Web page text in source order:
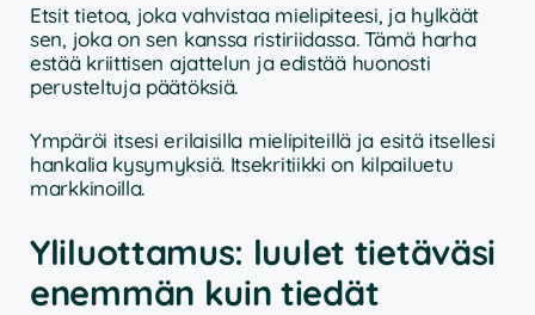
Etsit tietoa, joka vahvistaa mielipiteesi, ja hylkäät
sen, joka on sen kanssa ristiriidassa. Tämä harha
estää kriittisen ajattelun ja edistää huonosti
perusteltuja päätöksiä.
Ympäröi itsesi erilaisilla mielipiteillä ja esitä itsellesi
hankalia kysymyksiä. Itsekritiikki on kilpailuetu
markkinoilla.
Yliluottamus: luulet tietäväsi
enemmän kuin tiedät